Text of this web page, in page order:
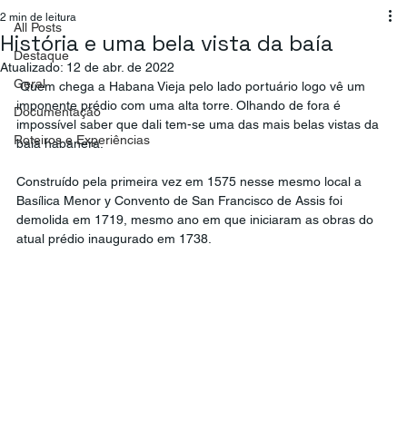
All Posts
Destaque
Geral
Documentação
Roteiros e Experiências
História e uma bela vista da baía
2 min de leitura
Atualizado: 12 de abr. de 2022
Quem chega a Habana Vieja pelo lado portuário logo vê um
imponente prédio com uma alta torre. Olhando de fora é
impossível saber que dali tem-se uma das mais belas vistas da
baía habanera.
Construído pela primeira vez em 1575 nesse mesmo local a
Basílica Menor y Convento de San Francisco de Assis foi
demolida em 1719, mesmo ano em que iniciaram as obras do
atual prédio inaugurado em 1738.